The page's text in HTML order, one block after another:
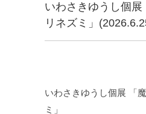
いわさきゆうし個
リネズミ」
いわさきゆうし個展 「
ミ」